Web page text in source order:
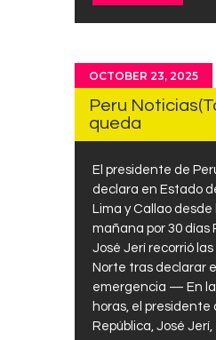
OCTOBER 23, 2025
Peru
queda
El presidente de
declara en Estado
Lima y Callao desde
mañana por 30 días
José Jerí recorrió
Norte tras declarar
emergencia — En
horas, el presidente
República, José